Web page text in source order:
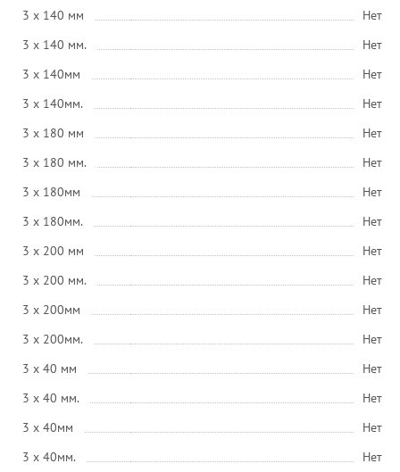
3 x 140 мм
Нет
3 x 140 мм.
Нет
3 x 140мм
Нет
3 x 140мм.
Нет
3 x 180 мм
Нет
3 x 180 мм.
Нет
3 x 180мм
Нет
3 x 180мм.
Нет
3 x 200 мм
Нет
3 x 200 мм.
Нет
3 x 200мм
Нет
3 x 200мм.
Нет
3 x 40 мм
Нет
3 x 40 мм.
Нет
3 x 40мм
Нет
3 x 40мм.
Нет